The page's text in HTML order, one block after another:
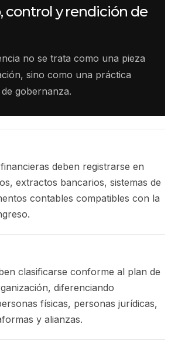
control y rendición de
no se trata como una pieza
sino como una práctica
gobernanza.
deben registrarse en
extractos bancarios, sistemas de
contables compatibles con la
clasificarse conforme al plan de
diferenciando
físicas, personas jurídicas,
y alianzas.